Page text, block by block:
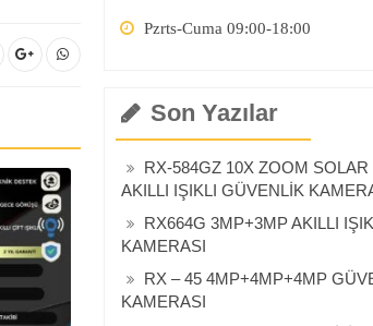
Pzrts-Cuma 09:00-18:00
Son Yazılar
RX-584GZ 10X ZOOM SOLAR
AKILLI IŞIKLI GÜVENLİK
RX664G 3MP+3MP AKILLI
KAMERASI
RX – 45 4MP+4MP+4MP
KAMERASI